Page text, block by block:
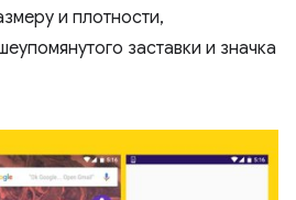
и плотности,
заставки и значка